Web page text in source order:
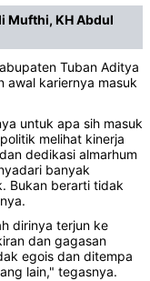
Mufthi, KH Abdul
Tuban Aditya
awal kariernya masuk
untuk apa sih masuk
melihat kinerja
dedikasi almarhum
banyak
Bukan berarti tidak
dirinya terjun ke
dan gagasan
egois dan ditempa
lain," tegasnya.